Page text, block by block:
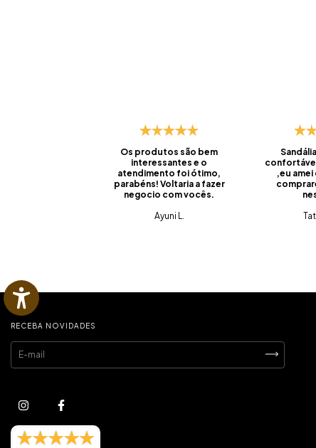
Os produtos são bem
interessantes e o
atendimento foi ótimo,
parabéns! Voltaria a fazer
negocio com vocês.
Ayuni L.
,eu
RECEBA NOVIDADES